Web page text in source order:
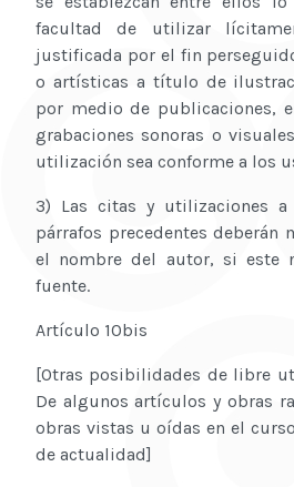
facultad de utilizar
justificada por el fin
o artísticas a título de
por medio de publicaciones,
grabaciones sonoras o
utilización sea conforme a los
3) Las citas y utilizaciones
párrafos precedentes deberán
el nombre del autor, si este
fuente.
Artículo 10bis
[Otras posibilidades de libre
De algunos artículos y obras
obras vistas u oídas en el
de actualidad]